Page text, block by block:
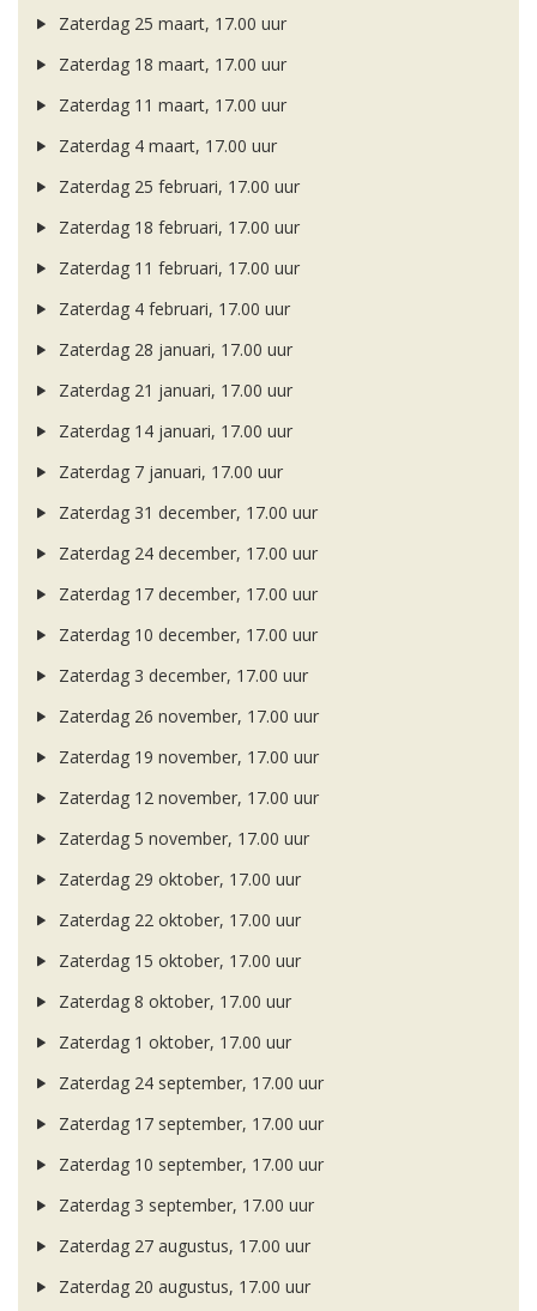
Zaterdag 25 maart, 17.00 uur
Zaterdag 18 maart, 17.00 uur
Zaterdag 11 maart, 17.00 uur
Zaterdag 4 maart, 17.00 uur
Zaterdag 25 februari, 17.00 uur
Zaterdag 18 februari, 17.00 uur
Zaterdag 11 februari, 17.00 uur
Zaterdag 4 februari, 17.00 uur
Zaterdag 28 januari, 17.00 uur
Zaterdag 21 januari, 17.00 uur
Zaterdag 14 januari, 17.00 uur
Zaterdag 7 januari, 17.00 uur
Zaterdag 31 december, 17.00 uur
Zaterdag 24 december, 17.00 uur
Zaterdag 17 december, 17.00 uur
Zaterdag 10 december, 17.00 uur
Zaterdag 3 december, 17.00 uur
Zaterdag 26 november, 17.00 uur
Zaterdag 19 november, 17.00 uur
Zaterdag 12 november, 17.00 uur
Zaterdag 5 november, 17.00 uur
Zaterdag 29 oktober, 17.00 uur
Zaterdag 22 oktober, 17.00 uur
Zaterdag 15 oktober, 17.00 uur
Zaterdag 8 oktober, 17.00 uur
Zaterdag 1 oktober, 17.00 uur
Zaterdag 24 september, 17.00 uur
Zaterdag 17 september, 17.00 uur
Zaterdag 10 september, 17.00 uur
Zaterdag 3 september, 17.00 uur
Zaterdag 27 augustus, 17.00 uur
Zaterdag 20 augustus, 17.00 uur